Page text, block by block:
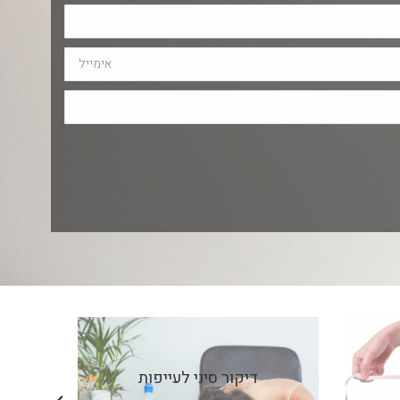
דיקור סיני לעייפות